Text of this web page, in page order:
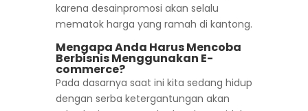
karena desainpromosi akan selalu
mematok harga yang ramah di kantong.
Mengapa Anda Harus Mencoba
Berbisnis Menggunakan E-
commerce?
Pada dasarnya saat ini kita sedang hidup
dengan serba ketergantungan akan